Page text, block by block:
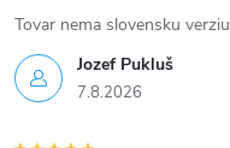
Jozef Pukluš
7.8.2026
Tovar nema slovensku verziu